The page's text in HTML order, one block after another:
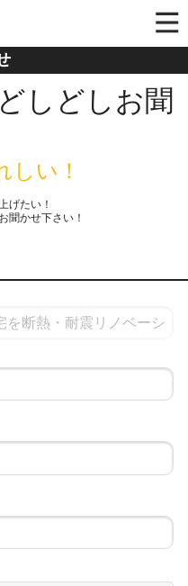
しどしお聞
しい！
げたい！
聞かせ下さい！